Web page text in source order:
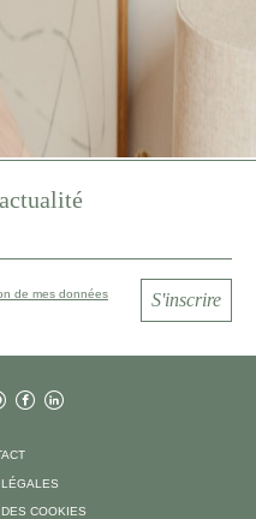
de mes données
S'inscrire
COOKIES